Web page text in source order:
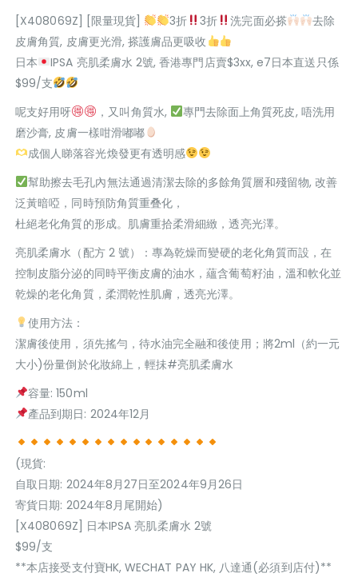
[X408069Z] [限量現貨] 3折 3折 洗完面必搽
去除
皮膚角質, 皮膚更光滑, 搽護膚品更吸收
日本
IPSA 亮肌柔膚水 2號, 香港專門店賣$3xx, e7日本直送只係
$99/支
呢支好用呀
，又叫角質水,
專門去除面上角質死皮, 唔洗用
磨沙膏, 皮膚一樣咁滑嘟嘟
成個人睇落容光煥發更有透明感
幫助擦去毛孔內無法通過清潔去除的多餘角質層和殘留物, 改善
泛黃暗啞，同時預防角質重叠化，
杜絕老化角質的形成。肌膚重拾柔滑細緻，透亮光澤。
亮肌柔膚水（配方 2 號）：專為乾燥而變硬的老化角質而設，在
控制皮脂分泌的同時平衡皮膚的油水，蘊含葡萄籽油，溫和軟化並
乾燥的老化角質，柔潤乾性肌膚，透亮光澤。
使用方法：
潔膚後使用，須先搖勻，待水油完全融和後使用；將2ml（約一元
大小)份量倒於化妝綿上，輕抺#亮肌柔膚水
容量: 150ml
產品到期日: 2024年12月
(現貨:
自取日期: 2024年8月27日至2024年9月26日
寄貨日期: 2024年8月尾開始)
[X408069Z] 日本IPSA 亮肌柔膚水 2號
$99/支
**本店接受支付寶HK, WECHAT PAY HK, 八達通(必須到店付)**